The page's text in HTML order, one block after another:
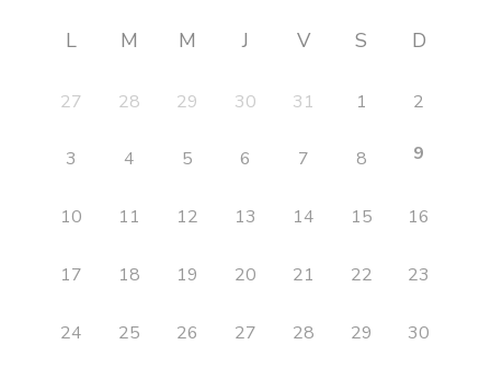
L M M J V S D
27 28 29 30 31 1 2
3 4 5 6 7 8 9
10 11 12 13 14 15 16
17 18 19 20 21 22 23
24 25 26 27 28 29 30